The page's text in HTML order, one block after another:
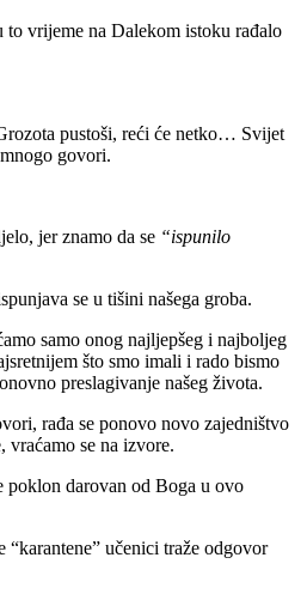
to vrijeme na Dalekom istoku rađalo
pustoši, reći će netko… Svijet
govori.
jer znamo da se “ispunilo
se u tišini našega groba.
samo onog najljepšeg i najboljeg
što smo imali i rado bismo
preslagivanje našeg života.
rađa se ponovo novo zajedništvo
se na izvore.
poklon darovan od Boga u ovo
učenici traže odgovor